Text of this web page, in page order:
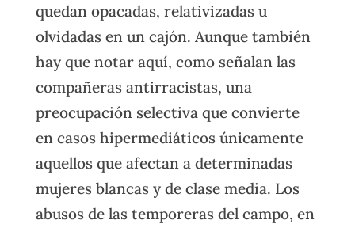
quedan opacadas, relativizadas u
olvidadas en un cajón. Aunque también
hay que notar aquí, como señalan las
compañeras antirracistas, una
preocupación selectiva que convierte
en casos hipermediáticos únicamente
aquellos que afectan a determinadas
mujeres blancas y de clase media. Los
abusos de las temporeras del campo, en